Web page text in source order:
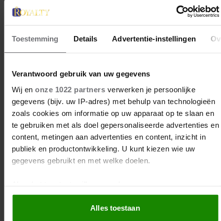
Toestemming Details Advertentie-instellingen
Verantwoord gebruik van uw gegevens
Wij en onze 1022 partnersverwerken je persoonlijke
gegevens (bijv. uw IP-adres) met behulp van technologieën
zoals cookies om informatie op uw apparaat op te slaan en
te gebruiken met als doel gepersonaliseerde advertenties en
content, metingen aan advertenties en content, inzicht in
publiek en productontwikkeling. U kunt kiezen wie uw
gegevens gebruikt en met welke doelen.
Informatie verzamelen over uw geografische locatie,
die tot een paar meter nauwkeurig kan zijn
Alles toestaan
PRINSES IRENE 87 JAAR: DE
ORANJE DIE ALTIJD HAAR
EIGEN PAD KOOS
DOCHTER VAN PRINSES
EUGENIE WAARSCHIJNLIJK